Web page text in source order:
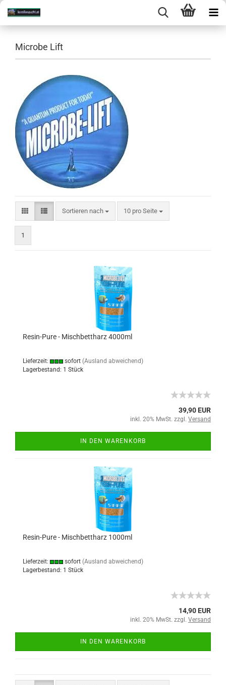
Microbe Lift
Sortieren nach 10 pro Seite
1
Resin-Pure - Mischbettharz 4000ml
Lieferzeit: sofort (Ausland abweichend)
Lagerbestand: 1 Stück
39,90 EUR
inkl. 20% MwSt. zzgl. Versand
IN DEN WARENKORB
Resin-Pure - Mischbettharz 1000ml
Lieferzeit: sofort (Ausland abweichend)
Lagerbestand: 1 Stück
14,90 EUR
inkl. 20% MwSt. zzgl. Versand
IN DEN WARENKORB